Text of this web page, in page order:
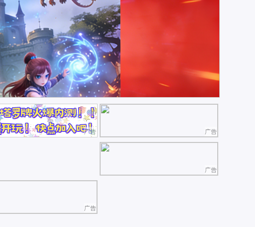
广告 广告
广告
广告